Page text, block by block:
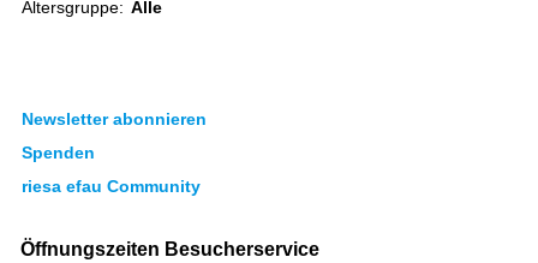
Altersgruppe: Alle
Newsletter abonnieren
Spenden
riesa efau Community
Öffnungszeiten Besucherservice